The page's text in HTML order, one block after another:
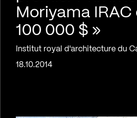
Moriyama IRAC
100 000 $ »
Institut royal d'architecture du
18.10.2014